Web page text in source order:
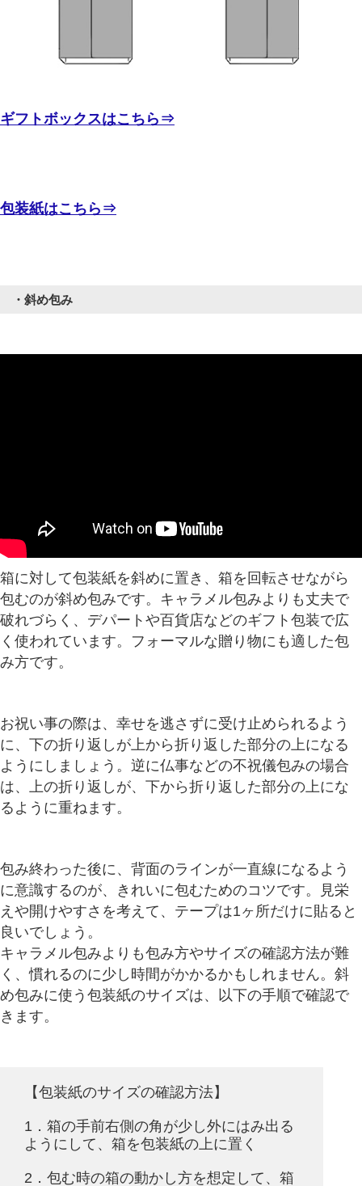
ギフトボックスはこちら⇒
包装紙はこちら⇒
・斜め包み
箱に対して包装紙を斜めに置き、箱を回転させながら
包むのが斜め包みです。キャラメル包みよりも丈夫で
破れづらく、デパートや百貨店などのギフト包装で広
く使われています。フォーマルな贈り物にも適した包
み方です。
お祝い事の際は、幸せを逃さずに受け止められるよう
に、下の折り返しが上から折り返した部分の上になる
ようにしましょう。逆に仏事などの不祝儀包みの場合
は、上の折り返しが、下から折り返した部分の上にな
るように重ねます。
包み終わった後に、背面のラインが一直線になるよう
に意識するのが、きれいに包むためのコツです。見栄
えや開けやすさを考えて、テープは1ヶ所だけに貼ると
良いでしょう。
キャラメル包みよりも包み方やサイズの確認方法が難
く、慣れるのに少し時間がかかるかもしれません。斜
め包みに使う包装紙のサイズは、以下の手順で確認で
きます。
【包装紙のサイズの確認方法】
1．箱の手前右側の角が少し外にはみ出る
ようにして、箱を包装紙の上に置く
2．包む時の箱の動かし方を想定して、箱